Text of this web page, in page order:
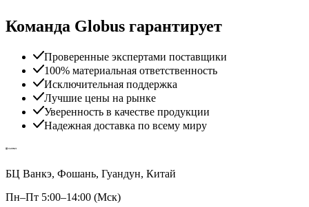
Команда Globus гарантирует
Проверенные экспертами поставщики
100% материальная ответственность
Исключительная поддержка
Лучшие цены на рынке
Уверенность в качестве продукции
Надежная доставка по всему миру
БЦ Ванкэ, Фошань, Гуандун, Китай
Пн–Пт 5:00–14:00 (Мск)